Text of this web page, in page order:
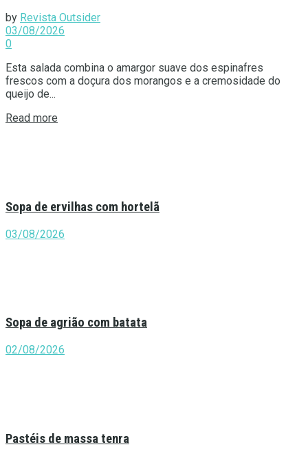
by Revista Outsider
03/08/2026
0
Esta salada combina o amargor suave dos espinafres
frescos com a doçura dos morangos e a cremosidade do
queijo de...
Read more
Sopa de ervilhas com hortelã
03/08/2026
Sopa de agrião com batata
02/08/2026
Pastéis de massa tenra